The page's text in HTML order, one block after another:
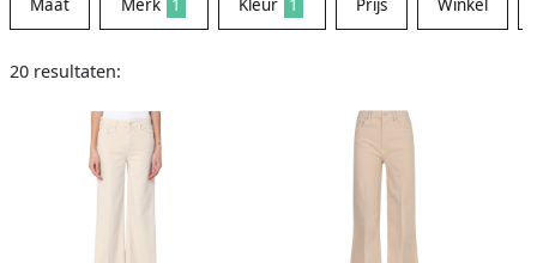
Maat Merk 1 Kleur 1 Prijs Winkel
20 resultaten: